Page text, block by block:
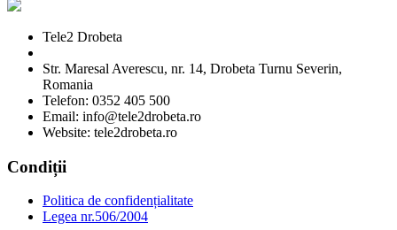
Tele2 Drobeta
Str. Maresal Averescu, nr. 14, Drobeta Turnu Severin,
Romania
Telefon: 0352 405 500
Email: info@tele2drobeta.ro
Website: tele2drobeta.ro
Condiții
Politica de confidențialitate
Legea nr.506/2004